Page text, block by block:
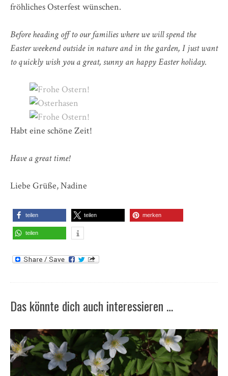
fröhliches Osterfest wünschen.
Before heading off to our families where we will spend the
Easter weekend outside in nature and in the garden, I just want
to quickly wish you a great, sunny an happy Easter holiday.
Habt eine schöne Zeit!
Have a great time!
Liebe Grüße, Nadine
teilen teilen merken
teilen
Das könnte dich auch interessieren …